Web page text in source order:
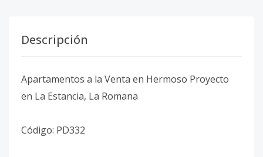
Descripción
Apartamentos a la Venta en Hermoso Proyecto
en La Estancia, La Romana
Código: PD332